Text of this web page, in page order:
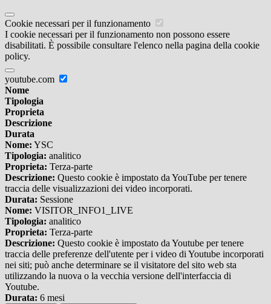
Cookie necessari per il funzionamento
I cookie necessari per il funzionamento non possono essere
disabilitati. È possibile consultare l'elenco nella pagina della cookie
policy.
youtube.com
Nome
Tipologia
Proprieta
Descrizione
Durata
Nome: YSC
Tipologia: analitico
Proprieta: Terza-parte
Descrizione: Questo cookie è impostato da YouTube per tenere
traccia delle visualizzazioni dei video incorporati.
Durata: Sessione
Nome: VISITOR_INFO1_LIVE
Tipologia: analitico
Proprieta: Terza-parte
Descrizione: Questo cookie è impostato da Youtube per tenere
traccia delle preferenze dell'utente per i video di Youtube incorporati
nei siti; può anche determinare se il visitatore del sito web sta
utilizzando la nuova o la vecchia versione dell'interfaccia di
Youtube.
Durata: 6 mesi